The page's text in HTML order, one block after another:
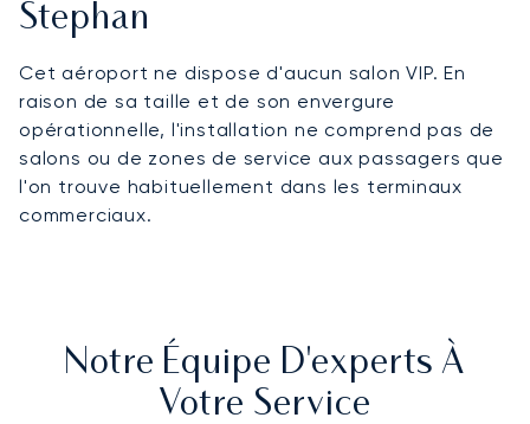
Stephan
Cet aéroport ne dispose d'aucun salon VIP. En
raison de sa taille et de son envergure
opérationnelle, l'installation ne comprend pas de
salons ou de zones de service aux passagers que
l'on trouve habituellement dans les terminaux
commerciaux.
Notre Équipe D'experts À
Votre Service